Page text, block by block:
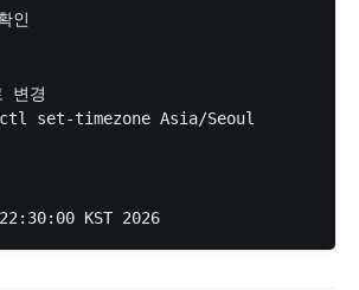
인
변경
set-timezone Asia/Seoul